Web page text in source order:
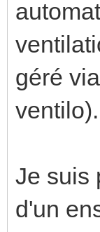
géré
ventilo).
Je suis
d'un